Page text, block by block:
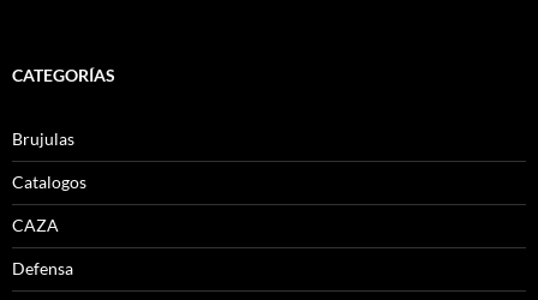
CATEGORÍAS
Brujulas
Catalogos
CAZA
Defensa